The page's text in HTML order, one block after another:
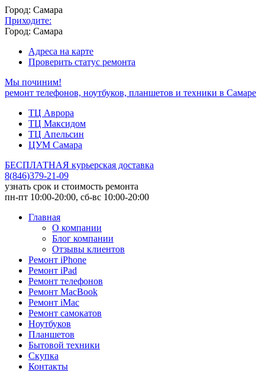
Город: Самара
Приходите:
Город: Самара
Адреса на карте
Проверить статус ремонта
Мы починим!
ремонт телефонов, ноутбуков, планшетов и техники в Самаре
ТЦ Аврора
ТЦ Максидом
ТЦ Апельсин
ЦУМ Самара
БЕСПЛАТНАЯ курьерская доставка
8(846)379-21-09
узнать срок и стоимость ремонта
пн-пт 10:00-20:00, сб-вс 10:00-20:00
Главная
О компании
Блог компании
Отзывы клиентов
Ремонт iPhone
Ремонт iPad
Ремонт телефонов
Ремонт MacBook
Ремонт iMac
Ремонт самокатов
Ноутбуков
Планшетов
Бытовой техники
Скупка
Контакты